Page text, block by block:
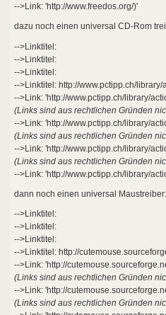
-->Link: 'http://www.freedos.org/)'
dazu noch einen universal CD-Rom
-->Linktitel:
-->Linktitel:
-->Linktitel:
-->Linktitel: http://www.pctipp.ch/
-->Link: 'http://www.pctipp.ch/library/
(Links sind aus rechtlichen Gründen
-->Link: 'http://www.pctipp.ch/library/
(Links sind aus rechtlichen Gründen
-->Link: 'http://www.pctipp.ch/library/
(Links sind aus rechtlichen Gründen
-->Link: 'http://www.pctipp.ch/library/
dann noch einen universal Maustreiber:
-->Linktitel:
-->Linktitel:
-->Linktitel:
-->Linktitel: http://
-->Link: 'http://
(Links sind aus rechtlichen Gründen
-->Link: 'http://
(Links sind aus rechtlichen Gründen